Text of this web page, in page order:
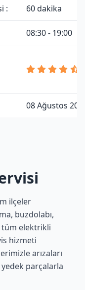
: 60 dakika
08:30 - 19:00
08 Ağustos
ilçeler
buzdolabı,
tüm elektrikli
hizmeti
arızaları
parçalarla